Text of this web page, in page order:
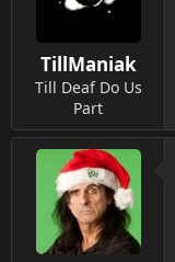
TillManiak
Till Deaf Do Us
Part